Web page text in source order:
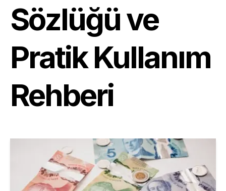
Sözlüğü ve
Pratik Kullanım
Rehberi